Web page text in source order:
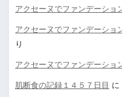
アクセーヌでファンデーショ
アクセーヌでファンデーショ
り
アクセーヌでファンデーショ
肌断食の記録１４５７日目 に